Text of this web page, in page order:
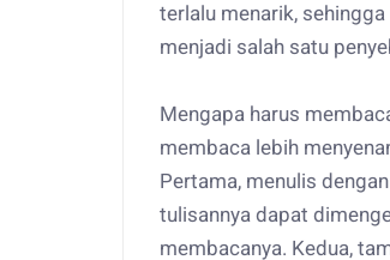
terlalu menarik,
menjadi salah satu
Mengapa harus
membaca lebih
Pertama, menulis
tulisannya dapat
membacanya. Kedua,